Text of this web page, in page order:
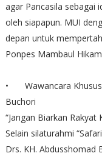
agar Pancasila sebagai
oleh siapapun. MUI
depan untuk
Ponpes Mambaul
•
Wawancara
Buchori
“Jangan Biarkan Rakyat
Selain silaturahmi
Drs. KH. Abdusshomad